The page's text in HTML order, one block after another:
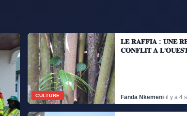
CULTURE
𝐋𝐄 𝐑𝐀𝐅𝐅𝐈𝐀 : 𝐔𝐍𝐄
𝐂𝐎𝐍𝐅𝐋𝐈𝐓 𝐀
Fanda Nkemeni·il y a 4